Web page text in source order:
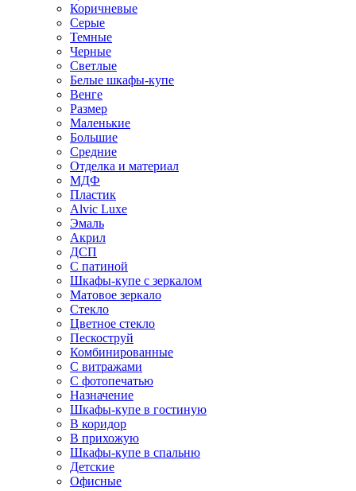
Коричневые
Серые
Темные
Черные
Светлые
Белые шкафы-купе
Венге
Размер
Маленькие
Большие
Средние
Отделка и материал
МДФ
Пластик
Alvic Luxe
Эмаль
Акрил
ДСП
С патиной
Шкафы-купе с зеркалом
Матовое зеркало
Стекло
Цветное стекло
Пескоструй
Комбинированные
С витражами
С фотопечатью
Назначение
Шкафы-купе в гостиную
В коридор
В прихожую
Шкафы-купе в спальню
Детские
Офисные